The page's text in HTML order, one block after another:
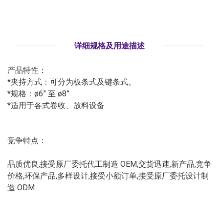
详细规格及用途描述
产品特性：
*夹持方式：可分为板条式及键条式。
*规格：ø6” 至 ø8”
*适用于各式卷收、放料设备
竞争特点：
品质优良,接受原厂委托代工制造 OEM,交货迅速,新产品,竞争
价格,环保产品,多样设计,接受小额订单,接受原厂委托设计制
造 ODM